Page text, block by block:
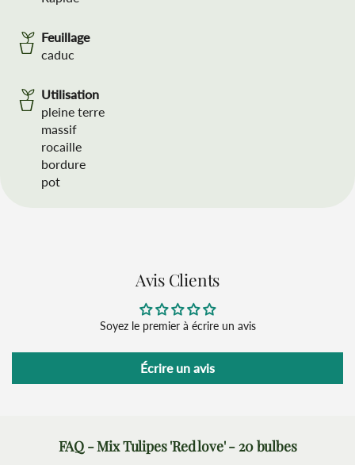
Feuillage
caduc
Utilisation
pleine terre
massif
rocaille
bordure
pot
Avis Clients
Soyez le premier à écrire un avis
Écrire un avis
FAQ - Mix Tulipes 'Red love' - 20 bulbes